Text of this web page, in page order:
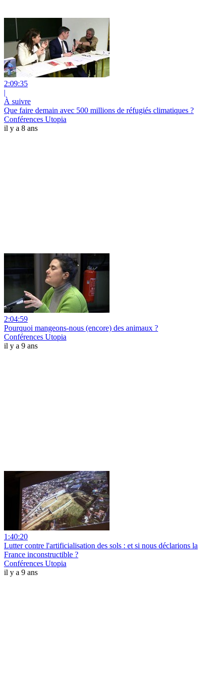
2:09:35
|
À suivre
Que faire demain avec 500 millions de réfugiés climatiques ?
Conférences Utopia
il y a 8 ans
2:04:59
Pourquoi mangeons-nous (encore) des animaux ?
Conférences Utopia
il y a 9 ans
1:40:20
Lutter contre l'artificialisation des sols : et si nous déclarions la
France inconstructible ?
Conférences Utopia
il y a 9 ans